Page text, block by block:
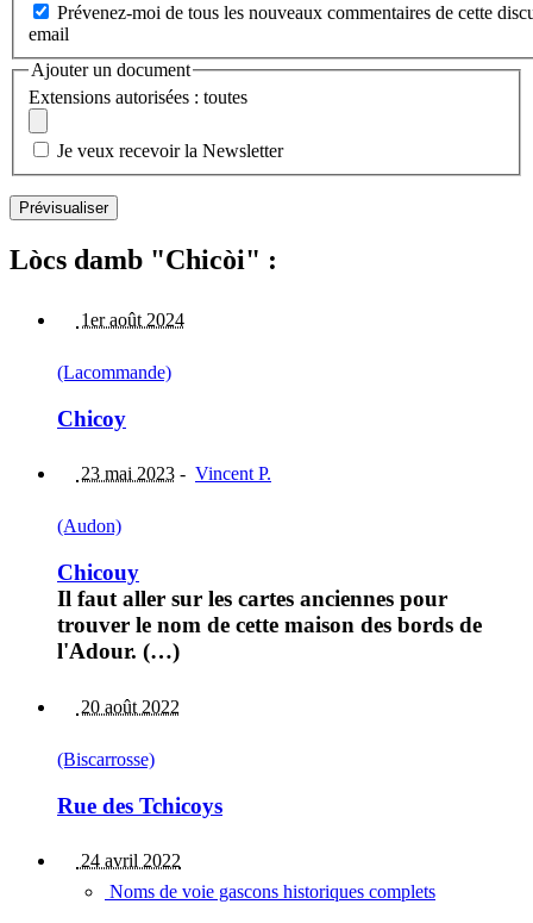
Prévenez-moi de tous les nouveaux commentaires de cette
email
Ajouter un document
Extensions autorisées : toutes
Je veux recevoir la Newsletter
Lòcs damb "Chicòi" :
1er août 2024
(Lacommande)
Chicoy
23 mai 2023 - Vincent P.
(Audon)
Chicouy
Il faut aller sur les cartes anciennes pour
trouver le nom de cette maison des bords de
l'Adour. (…)
20 août 2022
(Biscarrosse)
Rue des Tchicoys
24 avril 2022
Noms de voie gascons historiques complets